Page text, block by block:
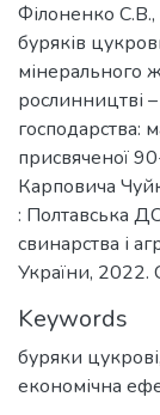
Філоненко
буряків
мінерального
рослинництві
господарства:
присвяченої
Карповича
: Полтавська
свинарства і
України, 2022.
Keywords
буряки цукрові,
економічна